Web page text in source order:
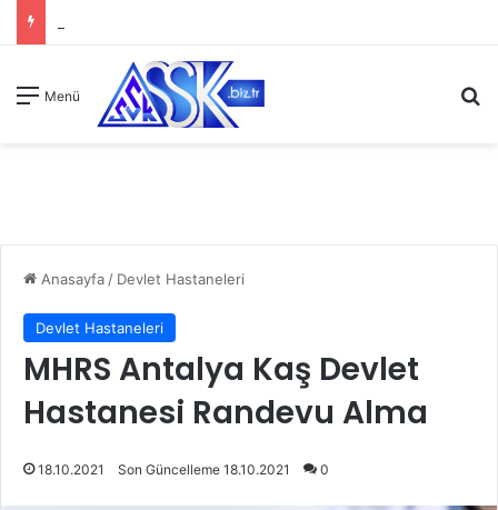
Menü
Anasayfa / Devlet Hastaneleri
Devlet Hastaneleri
MHRS Antalya Kaş Devlet
Hastanesi Randevu Alma
18.10.2021 Son Güncelleme 18.10.2021 0